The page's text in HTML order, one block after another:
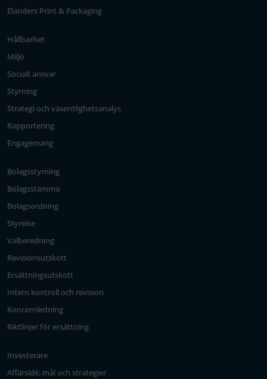
Elanders Print & Packaging
Hållbarhet
Miljö
Socialt ansvar
Styrning
Strategi och väsentlighetsanalys
Rapportering
Engagemang
Bolagsstyrning
Bolagsstämma
Bolagsordning
Styrelse
Valberedning
Revisionsutskott
Ersättningsutskott
Intern kontroll och revision
Koncernledning
Riktlinjer för ersättning
Investerare
Affärsidé, mål och strategier